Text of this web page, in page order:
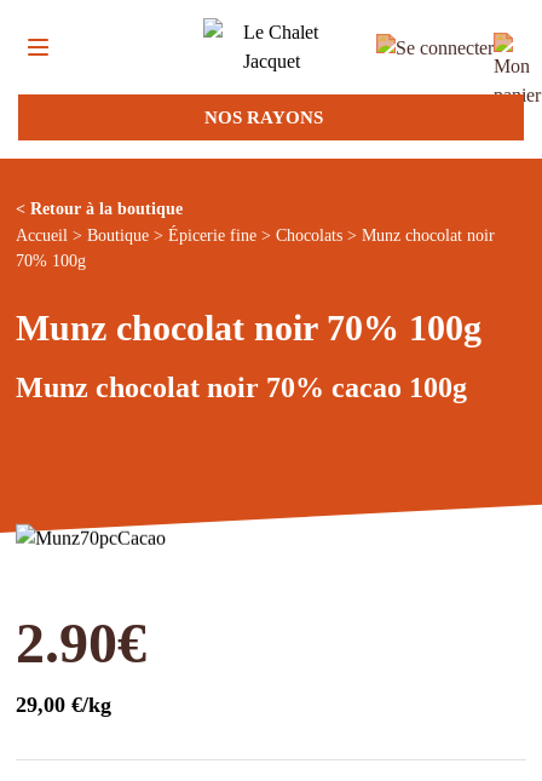
NOS RAYONS
< Retour à la boutique
Accueil > Boutique > Épicerie fine > Chocolats > Munz chocolat noir
70% 100g
Munz chocolat noir 70% 100g
Munz chocolat noir 70% cacao 100g
2.90€
29,00 €/kg